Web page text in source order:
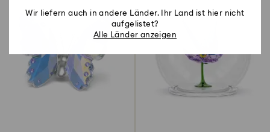
Wir liefern auch in andere Länder. Ihr Land ist hier nicht
aufgelistet?
Alle Länder anzeigen